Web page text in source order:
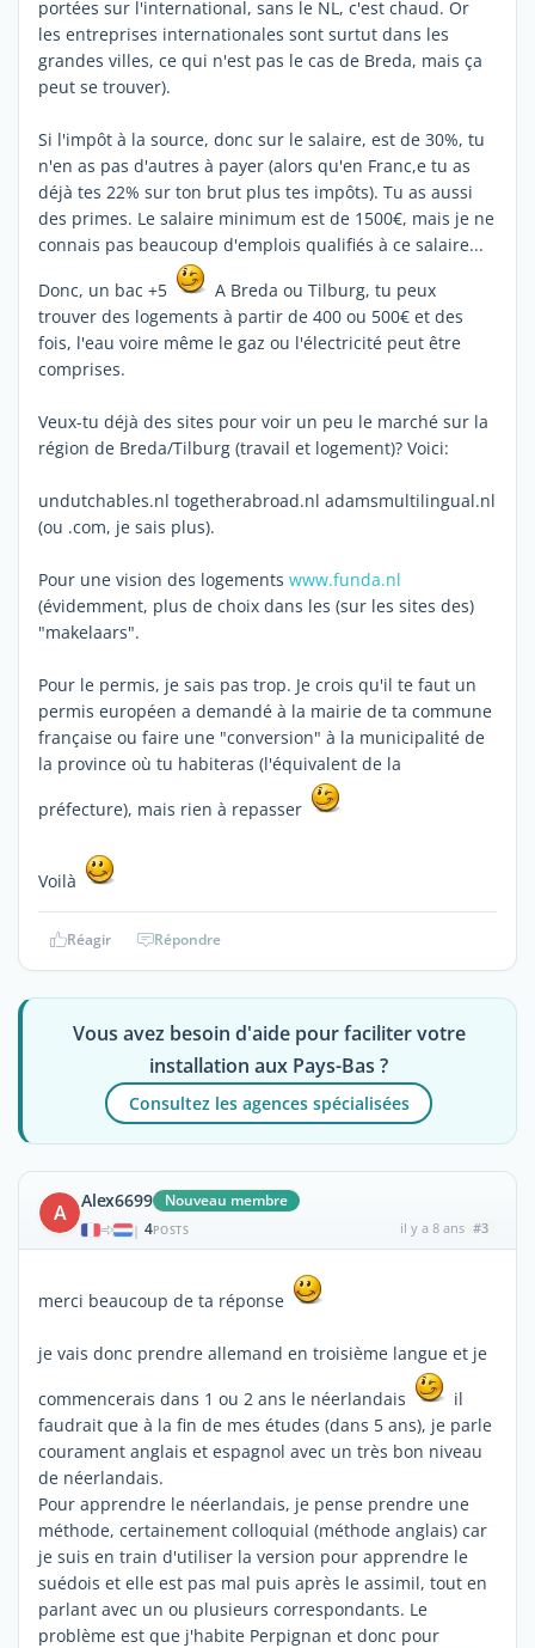
portées sur l'international, sans le NL, c'est chaud. Or
les entreprises internationales sont surtut dans les
grandes villes, ce qui n'est pas le cas de Breda, mais ça
peut se trouver).
Si l'impôt à la source, donc sur le salaire, est de 30%, tu
n'en as pas d'autres à payer (alors qu'en Franc,e tu as
déjà tes 22% sur ton brut plus tes impôts). Tu as aussi
des primes. Le salaire minimum est de 1500€, mais je ne
connais pas beaucoup d'emplois qualifiés à ce salaire...
Donc, un bac +5
A Breda ou Tilburg, tu peux
trouver des logements à partir de 400 ou 500€ et des
fois, l'eau voire même le gaz ou l'électricité peut être
comprises.
Veux-tu déjà des sites pour voir un peu le marché sur la
région de Breda/Tilburg (travail et logement)? Voici:
undutchables.nl togetherabroad.nl adamsmultilingual.nl
(ou .com, je sais plus).
Pour une vision des logements www.funda.nl
(évidemment, plus de choix dans les (sur les sites des)
"makelaars".
Pour le permis, je sais pas trop. Je crois qu'il te faut un
permis européen a demandé à la mairie de ta commune
française ou faire une "conversion" à la municipalité de
la province où tu habiteras (l'équivalent de la
préfecture), mais rien à repasser
Voilà
Réagir Répondre
Vous avez besoin d'aide pour faciliter votre
installation aux Pays-Bas ?
Consultez les agences spécialisées
A Alex6699 Nouveau membre
| 4POSTS il y a 8 ans #3
merci beaucoup de ta réponse
je vais donc prendre allemand en troisième langue et je
commencerais dans 1 ou 2 ans le néerlandais
il
faudrait que à la fin de mes études (dans 5 ans), je parle
courament anglais et espagnol avec un très bon niveau
de néerlandais.
Pour apprendre le néerlandais, je pense prendre une
méthode, certainement colloquial (méthode anglais) car
je suis en train d'utiliser la version pour apprendre le
suédois et elle est pas mal puis après le assimil, tout en
parlant avec un ou plusieurs correspondants. Le
problème est que j'habite Perpignan et donc pour